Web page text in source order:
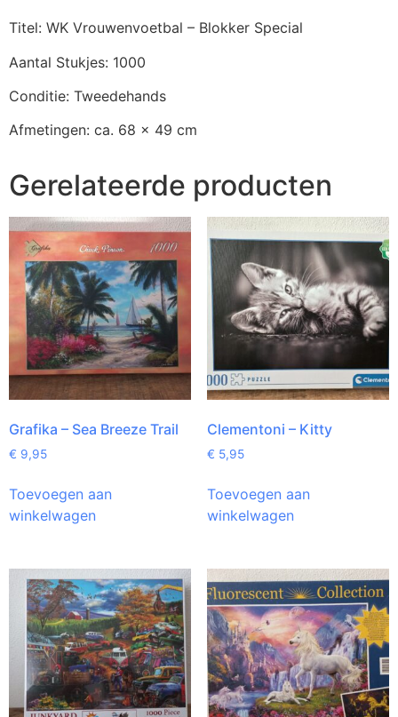
Titel: WK Vrouwenvoetbal – Blokker Special
Aantal Stukjes: 1000
Conditie: Tweedehands
Afmetingen: ca. 68 x 49 cm
Gerelateerde producten
Grafika – Sea Breeze Trail
€ 9,95
Toevoegen aan
winkelwagen
Clementoni – Kitty
€ 5,95
Toevoegen aan
winkelwagen